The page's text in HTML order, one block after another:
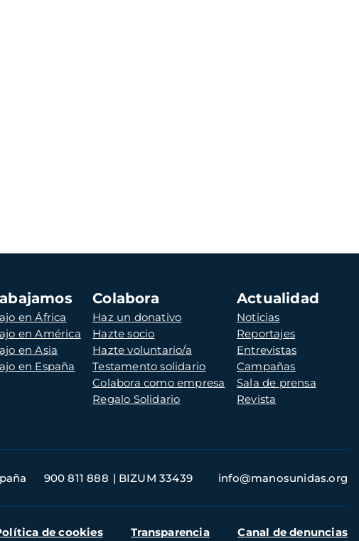
en África
en América
en Asia
en España
Colabora
Haz un donativo
Hazte socio
Hazte voluntario/a
Testamento solidario
Colabora como empresa
Regalo Solidario
Actualidad
Noticias
Reportajes
Entrevistas
Campañas
Sala de prensa
Revista
900 811 888 BIZUM 33439 info@manosunidas.org
de cookies Transparencia Canal de denuncias